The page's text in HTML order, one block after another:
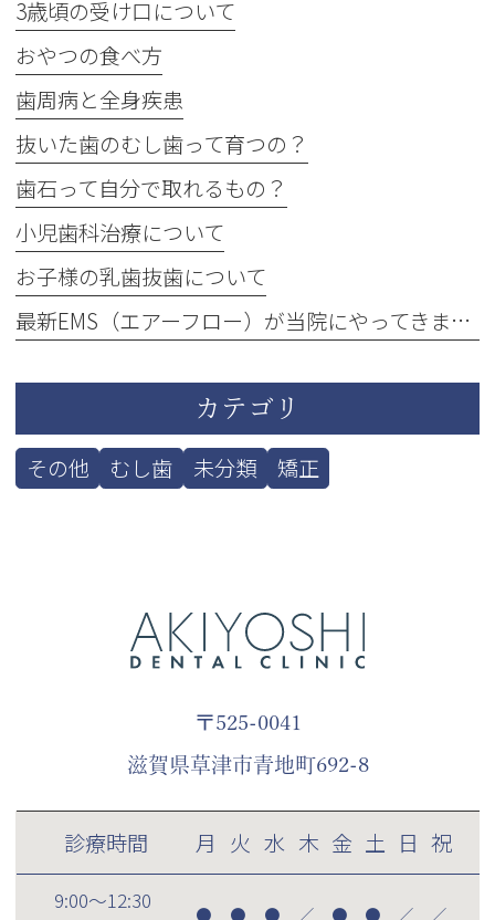
3歳頃の受け口について
おやつの食べ方
歯周病と全身疾患
抜いた歯のむし歯って育つの？
歯石って自分で取れるもの？
小児歯科治療について
お子様の乳歯抜歯について
最新EMS（エアーフロー）が当院にやってきました！
カテゴリ
その他 むし歯 未分類 矯正
〒525-0041
滋賀県草津市青地町692-8
診療時間 月 火 水 木 金 土 日 祝
9:00～12:30
● ● ● ／ ● ● ／ ／